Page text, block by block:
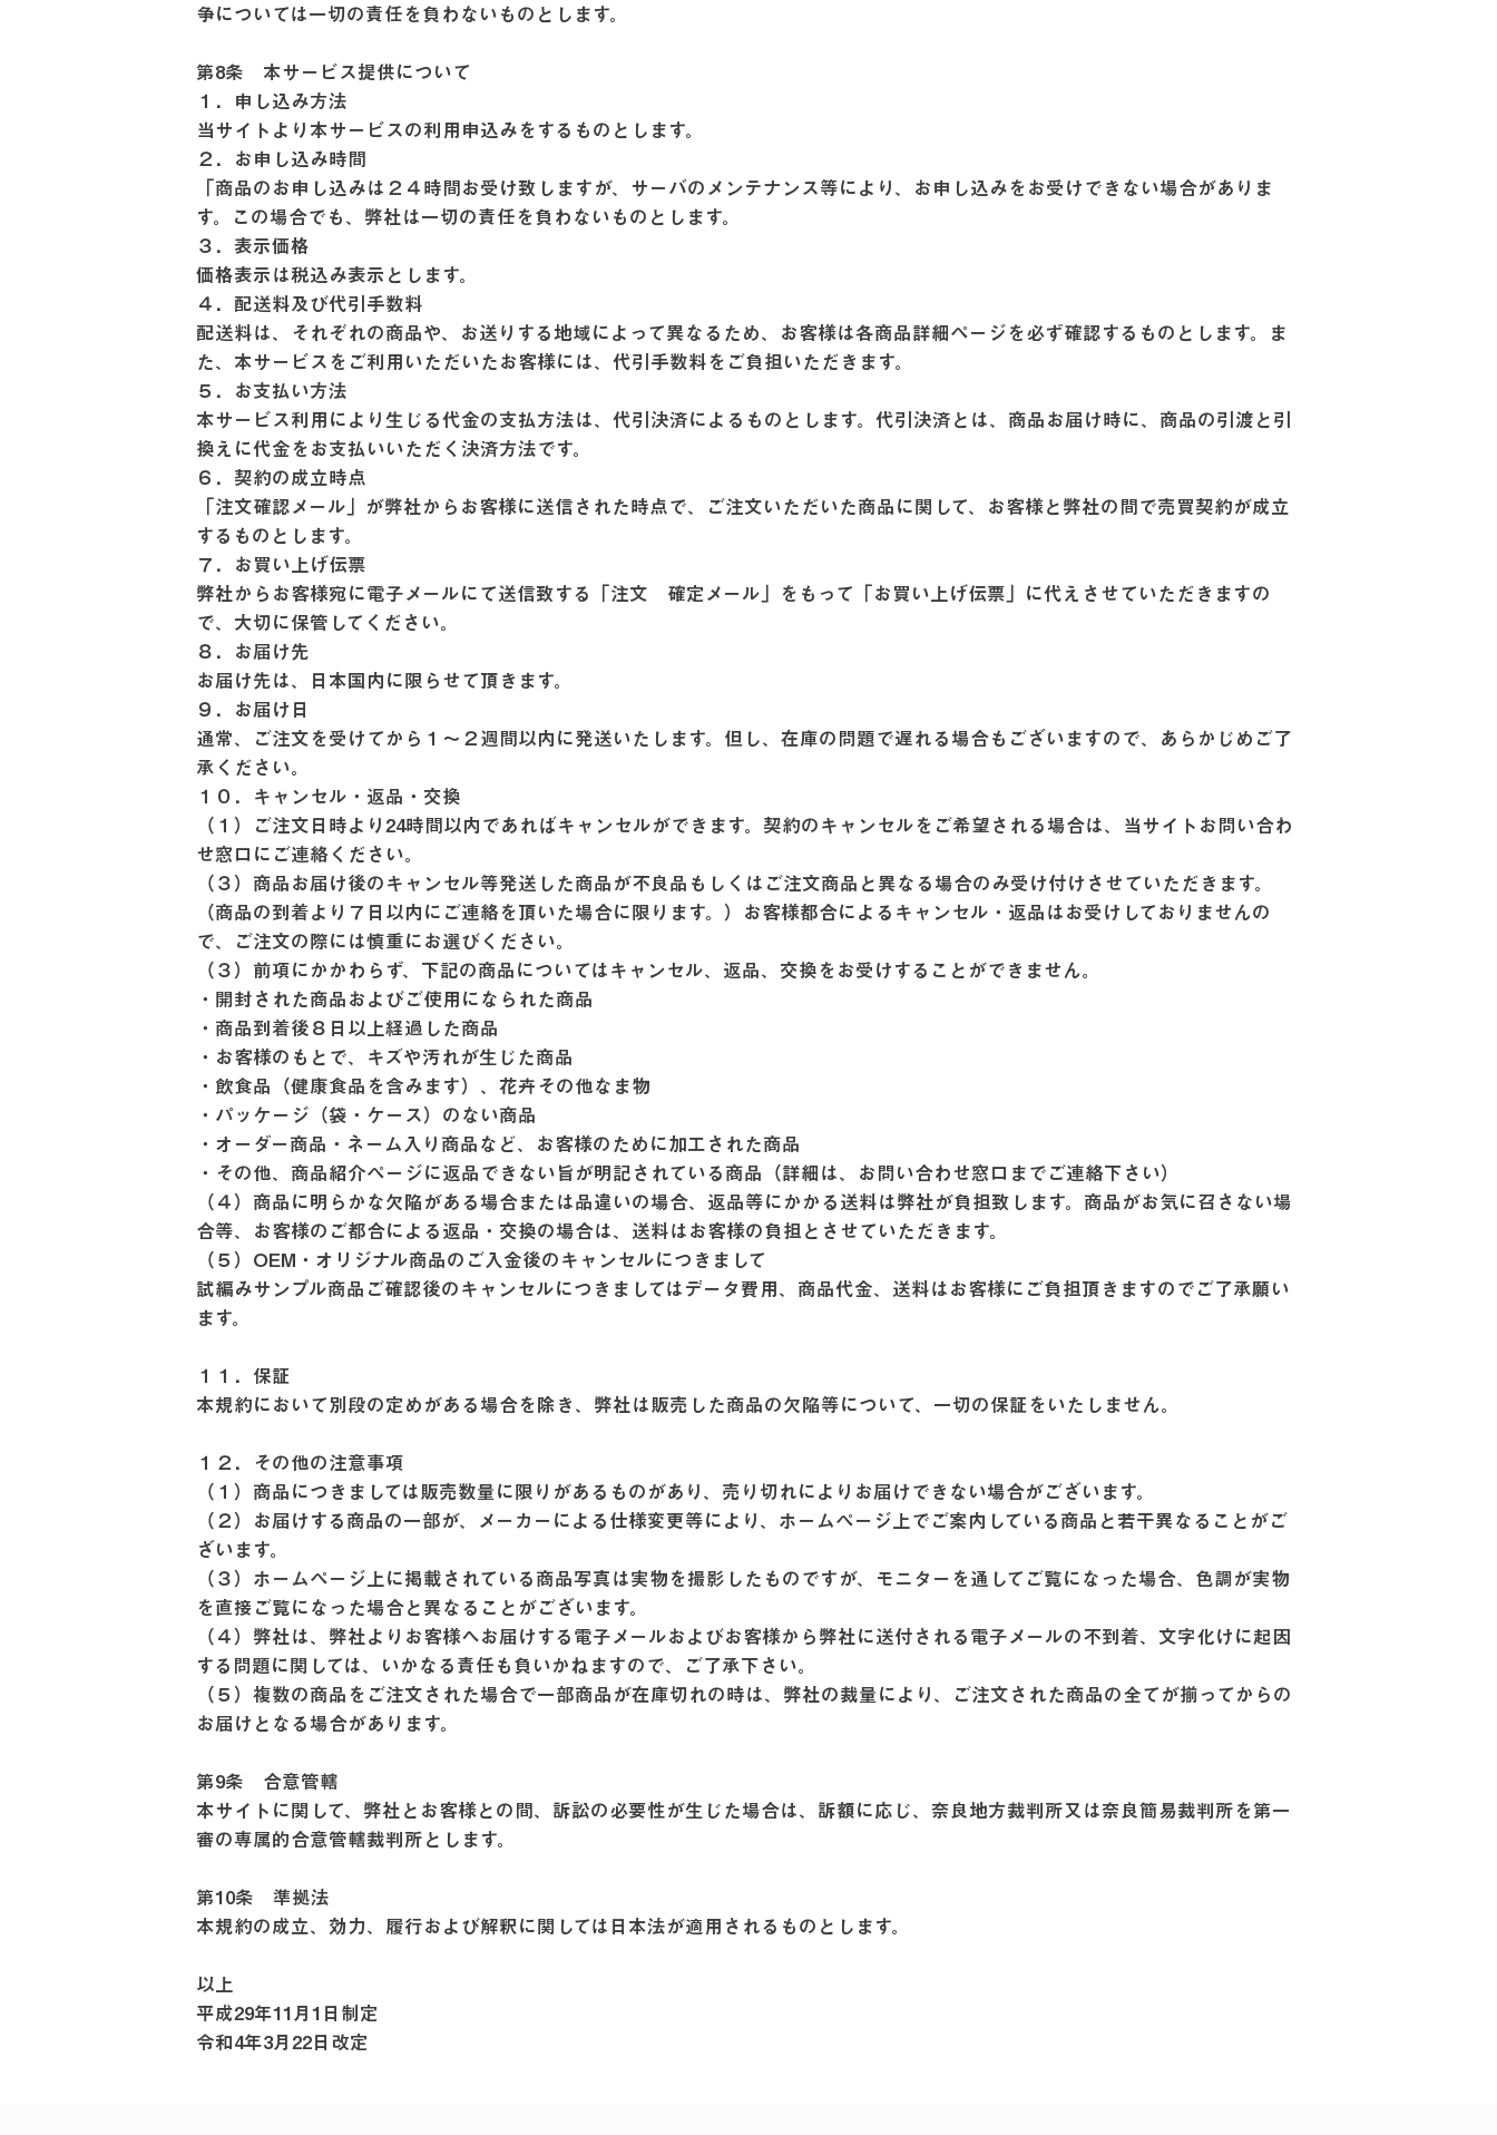
争については一切の責任を負わないものとします。
第8条 本サービス提供について
１．申し込み方法
当サイトより本サービスの利用申込みをするものとします。
２．お申し込み時間
「商品のお申し込みは２４時間お受け致しますが、サーバのメンテナンス等により、お申し込みをお受けできない場合がありま
す。この場合でも、弊社は一切の責任を負わないものとします。
３．表示価格
価格表示は税込み表示とします。
４．配送料及び代引手数料
配送料は、それぞれの商品や、お送りする地域によって異なるため、お客様は各商品詳細ページを必ず確認するものとします。ま
た、本サービスをご利用いただいたお客様には、代引手数料をご負担いただきます。
５．お支払い方法
本サービス利用により生じる代金の支払方法は、代引決済によるものとします。代引決済とは、商品お届け時に、商品の引渡と引
換えに代金をお支払いいただく決済方法です。
６．契約の成立時点
「注文確認メール」が弊社からお客様に送信された時点で、ご注文いただいた商品に関して、お客様と弊社の間で売買契約が成立
するものとします。
７．お買い上げ伝票
弊社からお客様宛に電子メールにて送信致する「注文 確定メール」をもって「お買い上げ伝票」に代えさせていただきますの
で、大切に保管してください。
８．お届け先
お届け先は、日本国内に限らせて頂きます。
９．お届け日
通常、ご注文を受けてから１～２週間以内に発送いたします。但し、在庫の問題で遅れる場合もございますので、あらかじめご了
承ください。
１０．キャンセル・返品・交換
（１）ご注文日時より24時間以内であればキャンセルができます。契約のキャンセルをご希望される場合は、当サイトお問い合わ
せ窓口にご連絡ください。
（３）商品お届け後のキャンセル等発送した商品が不良品もしくはご注文商品と異なる場合のみ受け付けさせていただきます。
（商品の到着より７日以内にご連絡を頂いた場合に限ります。）お客様都合によるキャンセル・返品はお受けしておりませんの
で、ご注文の際には慎重にお選びください。
（３）前項にかかわらず、下記の商品についてはキャンセル、返品、交換をお受けすることができません。
・開封された商品およびご使用になられた商品
・商品到着後８日以上経過した商品
・お客様のもとで、キズや汚れが生じた商品
・飲食品（健康食品を含みます）、花卉その他なま物
・パッケージ（袋・ケース）のない商品
・オーダー商品・ネーム入り商品など、お客様のために加工された商品
・その他、商品紹介ページに返品できない旨が明記されている商品（詳細は、お問い合わせ窓口までご連絡下さい）
（４）商品に明らかな欠陥がある場合または品違いの場合、返品等にかかる送料は弊社が負担致します。商品がお気に召さない場
合等、お客様のご都合による返品・交換の場合は、送料はお客様の負担とさせていただきます。
（５）OEM・オリジナル商品のご入金後のキャンセルにつきまして
試編みサンプル商品ご確認後のキャンセルにつきましてはデータ費用、商品代金、送料はお客様にご負担頂きますのでご了承願い
ます。
１１．保証
本規約において別段の定めがある場合を除き、弊社は販売した商品の欠陥等について、一切の保証をいたしません。
１２．その他の注意事項
（１）商品につきましては販売数量に限りがあるものがあり、売り切れによりお届けできない場合がございます。
（２）お届けする商品の一部が、メーカーによる仕様変更等により、ホームページ上でご案内している商品と若干異なることがご
ざいます。
（３）ホームページ上に掲載されている商品写真は実物を撮影したものですが、モニターを通してご覧になった場合、色調が実物
を直接ご覧になった場合と異なることがございます。
（４）弊社は、弊社よりお客様へお届けする電子メールおよびお客様から弊社に送付される電子メールの不到着、文字化けに起因
する問題に関しては、いかなる責任も負いかねますので、ご了承下さい。
（５）複数の商品をご注文された場合で一部商品が在庫切れの時は、弊社の裁量により、ご注文された商品の全てが揃ってからの
お届けとなる場合があります。
第9条 合意管轄
本サイトに関して、弊社とお客様との間、訴訟の必要性が生じた場合は、訴額に応じ、奈良地方裁判所又は奈良簡易裁判所を第一
審の専属的合意管轄裁判所とします。
第10条 準拠法
本規約の成立、効力、履行および解釈に関しては日本法が適用されるものとします。
以上
平成29年11月1日制定
令和4年3月22日改定